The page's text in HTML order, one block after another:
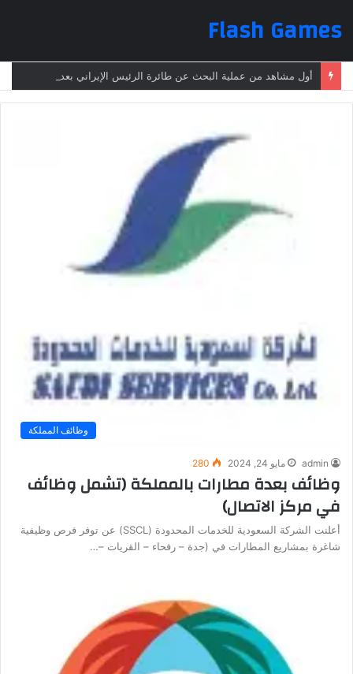
Flash Games
وظائف المملكة
admin مايو 24, 2024 280
وظائف بعدة مطارات بالمملكة (تشمل وظائف
في مركز الاتصال)
أعلنت الشركة السعودية للخدمات المحدودة (SSCL) عن توفر فرص وظيفية
شاغرة بمشاريع المطارات في (جدة – رفحاء – القريات –…